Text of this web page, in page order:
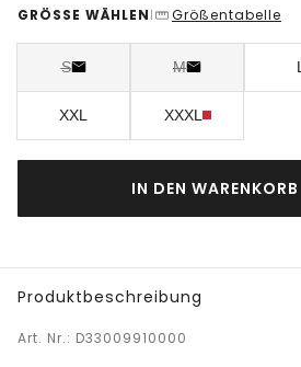
GRÖSSE WÄHLEN | Größentabelle
S M L
XXL XXXL
IN DEN WARENKORB
Produktbeschreibung
Art. Nr.: D33009910000